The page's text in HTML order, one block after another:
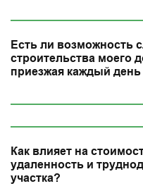
Есть ли возможность
строительства моего
приезжая каждый день
Как влияет на
удаленность и
участка?